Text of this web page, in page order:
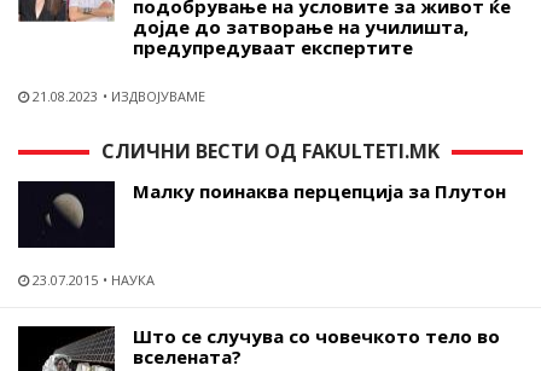
подобрување на условите за живот ќе
дојде до затворање на училишта,
предупредуваат експертите
21.08.2023 ИЗДВОЈУВАМЕ
СЛИЧНИ ВЕСТИ ОД FAKULTETI.MK
Малку поинаква перцепција за Плутон
23.07.2015 НАУКА
Што се случува со човечкото тело во
вселената?